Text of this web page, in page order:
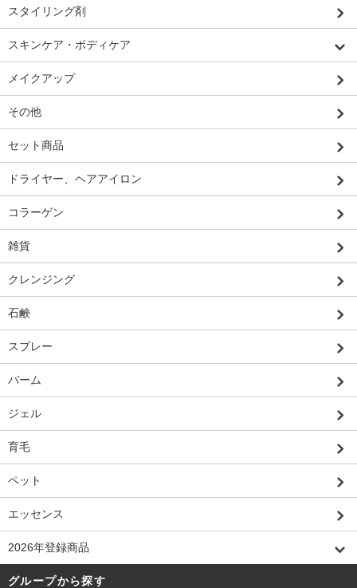
スタイリング剤
スキンケア・ボディケア
メイクアップ
その他
セット商品
ドライヤー、ヘアアイロン
コラーゲン
雑貨
クレンジング
石鹸
スプレー
バーム
ジェル
育毛
ペット
エッセンス
2026年登録商品
グループから探す